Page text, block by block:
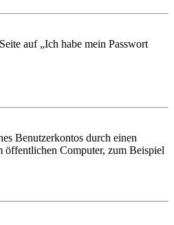
auf „Ich habe mein Passwort
Benutzerkontos durch einen
öffentlichen Computer, zum Beispiel